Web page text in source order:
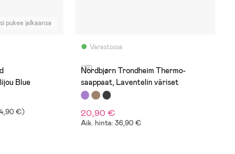
pukee jalkaansa
Blue
€)
Varastossa
(12)
Nordbjørn Trondheim Thermo-
saappaat, Laventelin väriset
20,90 €
Aik. hinta: 36,90 €